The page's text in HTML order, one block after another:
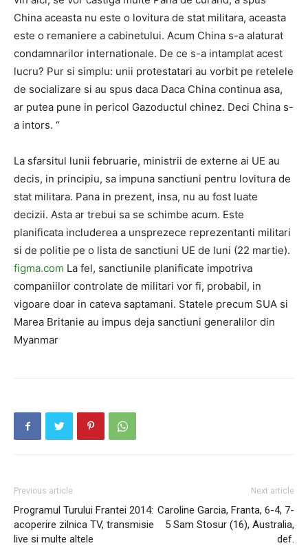
China aceasta nu este o lovitura de stat militara, aceasta
este o remaniere a cabinetului. Acum China s-a alaturat
condamnarilor internationale. De ce s-a intamplat acest
lucru? Pur si simplu: unii protestatari au vorbit pe retelele
de socializare si au spus daca Daca China continua asa,
ar putea pune in pericol Gazoductul chinez. Deci China s-
a intors. “
La sfarsitul lunii februarie, ministrii de externe ai UE au
decis, in principiu, sa impuna sanctiuni pentru lovitura de
stat militara. Pana in prezent, insa, nu au fost luate
decizii. Asta ar trebui sa se schimbe acum. Este
planificata includerea a unsprezece reprezentanti militari
si de politie pe o lista de sanctiuni UE de luni (22 martie).
figma.com La fel, sanctiunile planificate impotriva
companiilor controlate de militari vor fi, probabil, in
vigoare doar in cateva saptamani. Statele precum SUA si
Marea Britanie au impus deja sanctiuni generalilor din
Myanmar
Previous article
Programul Turului Frantei 2014:
acoperire zilnica TV, transmisie
live si multe altele
Next article
Caroline Garcia, Franta, 6-4, 7-
5 Sam Stosur (16), Australia,
def.